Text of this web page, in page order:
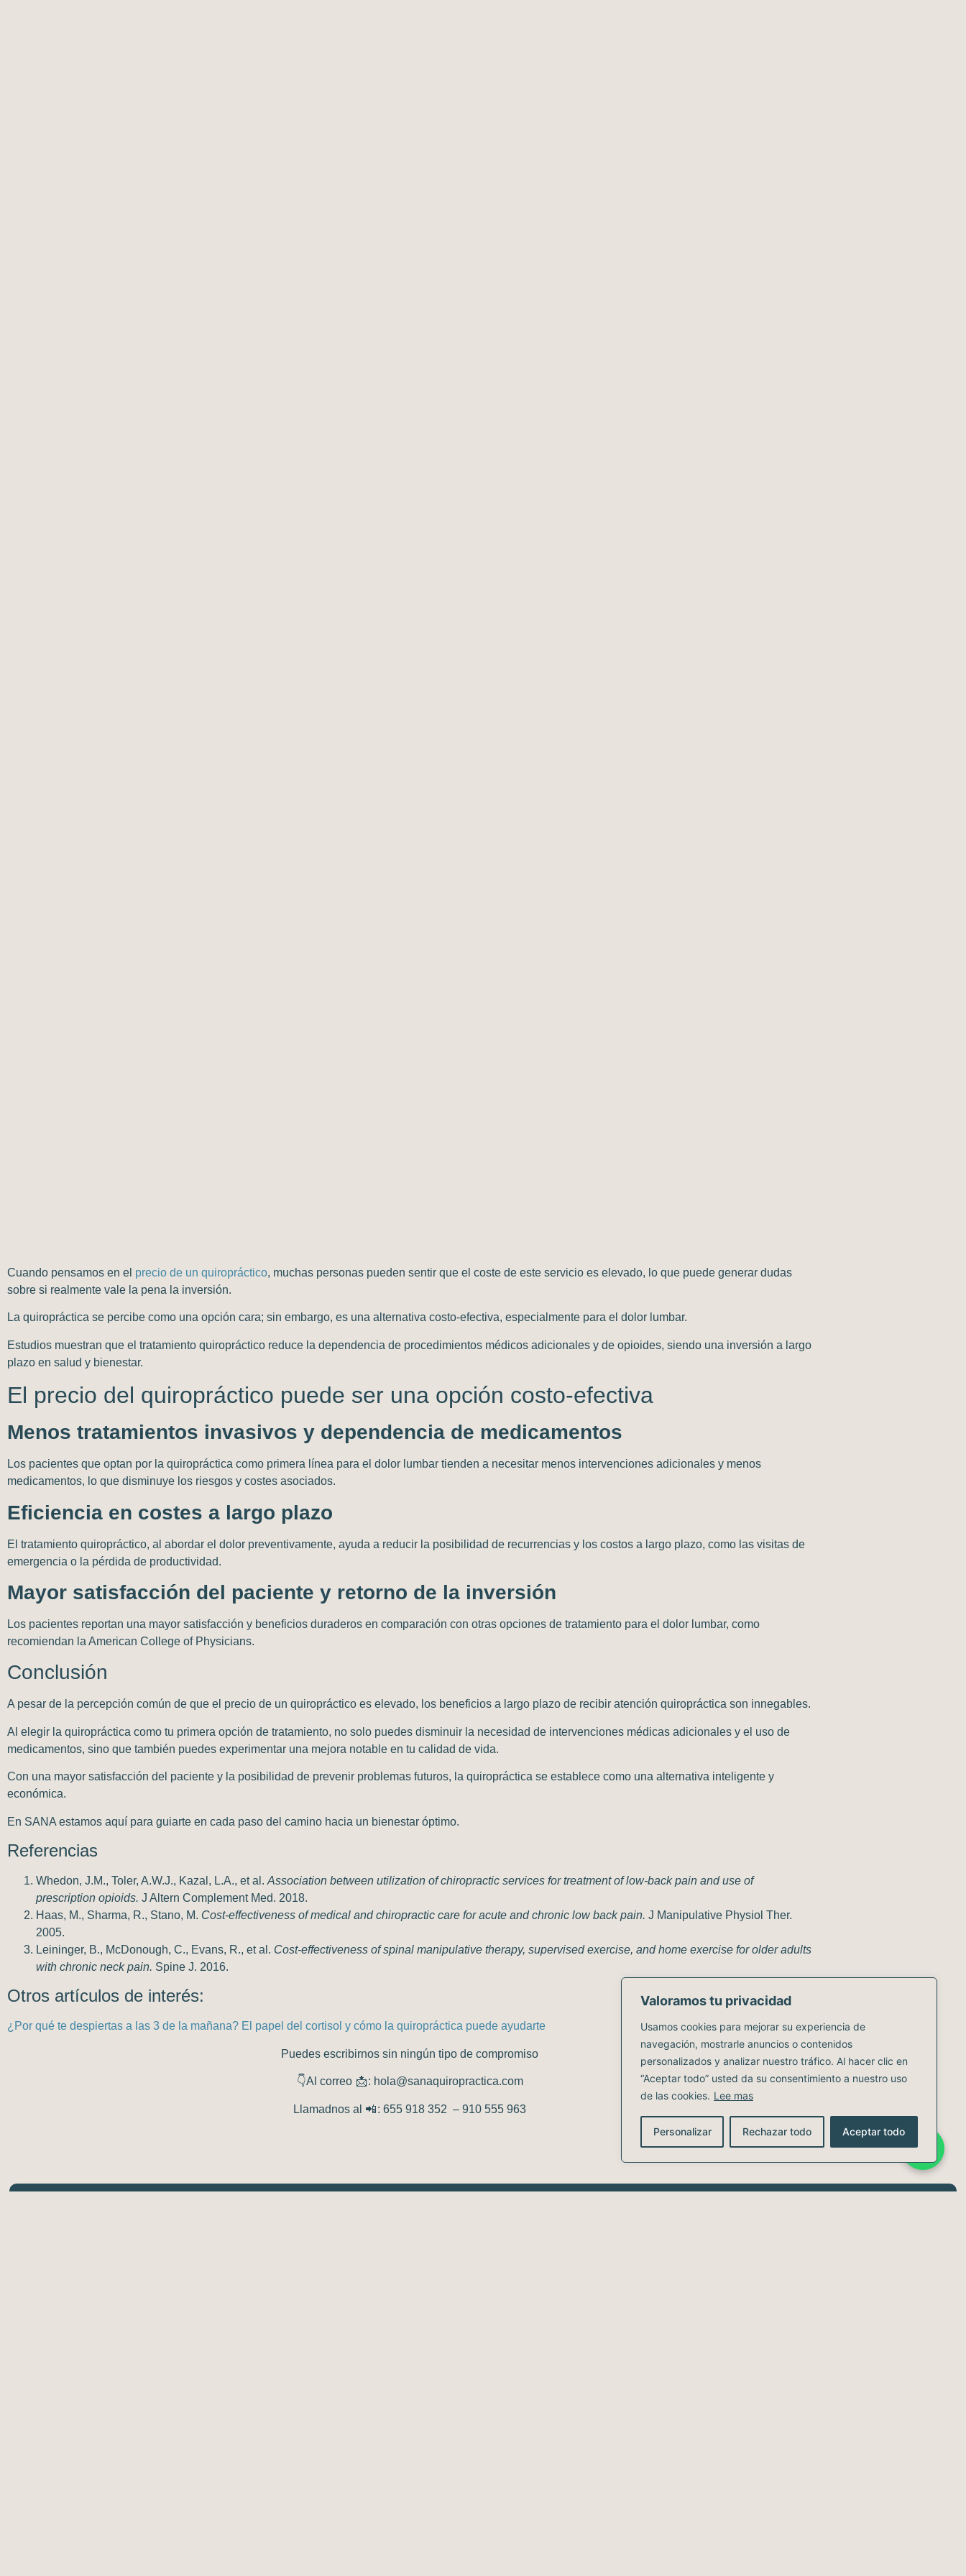
Valoramos tu privacidad
Usamos cookies para mejorar su experiencia de
navegación, mostrarle anuncios o contenidos
personalizados y analizar nuestro tráfico. Al hacer clic en
“Aceptar todo” usted da su consentimiento a nuestro uso
de las cookies. Lee mas
Personalizar Rechazar todo Aceptar todo
Cuando pensamos en el precio de un quiropráctico, muchas personas pueden sentir que el coste de este servicio es elevado, lo que puede generar dudas
sobre si realmente vale la pena la inversión.
La quiropráctica se percibe como una opción cara; sin embargo, es una alternativa costo-efectiva, especialmente para el dolor lumbar.
Estudios muestran que el tratamiento quiropráctico reduce la dependencia de procedimientos médicos adicionales y de opioides, siendo una inversión a largo
plazo en salud y bienestar.
El precio del quiropráctico puede ser una opción costo-efectiva
Menos tratamientos invasivos y dependencia de medicamentos
Los pacientes que optan por la quiropráctica como primera línea para el dolor lumbar tienden a necesitar menos intervenciones adicionales y menos
medicamentos, lo que disminuye los riesgos y costes asociados.
Eficiencia en costes a largo plazo
El tratamiento quiropráctico, al abordar el dolor preventivamente, ayuda a reducir la posibilidad de recurrencias y los costos a largo plazo, como las visitas de
emergencia o la pérdida de productividad.
Mayor satisfacción del paciente y retorno de la inversión
Los pacientes reportan una mayor satisfacción y beneficios duraderos en comparación con otras opciones de tratamiento para el dolor lumbar, como
recomiendan la American College of Physicians.
Conclusión
A pesar de la percepción común de que el precio de un quiropráctico es elevado, los beneficios a largo plazo de recibir atención quiropráctica son innegables.
Al elegir la quiropráctica como tu primera opción de tratamiento, no solo puedes disminuir la necesidad de intervenciones médicas adicionales y el uso de
medicamentos, sino que también puedes experimentar una mejora notable en tu calidad de vida.
Con una mayor satisfacción del paciente y la posibilidad de prevenir problemas futuros, la quiropráctica se establece como una alternativa inteligente y
económica.
En SANA estamos aquí para guiarte en cada paso del camino hacia un bienestar óptimo.
Referencias
Whedon, J.M., Toler, A.W.J., Kazal, L.A., et al. Association between utilization of chiropractic services for treatment of low-back pain and use of
prescription opioids. J Altern Complement Med. 2018.
Haas, M., Sharma, R., Stano, M. Cost-effectiveness of medical and chiropractic care for acute and chronic low back pain. J Manipulative Physiol Ther.
2005.
Leininger, B., McDonough, C., Evans, R., et al. Cost-effectiveness of spinal manipulative therapy, supervised exercise, and home exercise for older adults
with chronic neck pain. Spine J. 2016.
Otros artículos de interés:
¿Por qué te despiertas a las 3 de la mañana? El papel del cortisol y cómo la quiropráctica puede ayudarte
Puedes escribirnos sin ningún tipo de compromiso
👇Al correo📩 : hola@sanaquiropractica.com
Llamadnos al 📲 : 655 918 352 – 910 555 963